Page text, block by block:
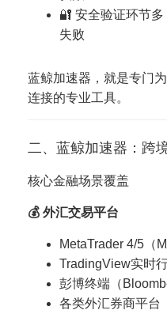
🔐 安全验证环节
失败
蓝鲸加速器，就是专门
连接的专业工具。
二、蓝鲸加速器：跨
核心金融场景覆盖
💰 外汇交易平台
MetaTrader 4/5（
TradingView实时
彭博终端（
各类外汇券商平台